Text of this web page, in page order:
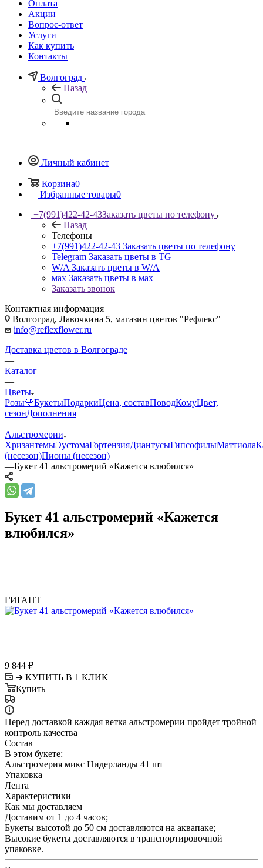
Оплата
Акции
Вопрос-ответ
Услуги
Как купить
Контакты
Волгоград
Назад
Личный кабинет
Корзина0
Избранные товары0
+7(991)422-42-43Заказать цветы по телефону
Назад
Телефоны
+7(991)422-42-43 Заказать цветы по телефону
Telegram Заказать цветы в TG
W/A Заказать цветы в W/A
мах Заказать цветы в мах
Заказать звонок
Контактная информация
Волгоград, Лавочкина 5, магазин цветов "Рефлекс"
info@reflexflower.ru
Доставка цветов в Волгограде
—
Каталог
—
Цветы
Розы🌹БукетыПодаркиЦена, составПоводКомуЦвет,
сезонДополнения
—
Альстромерии
ХризантемыЭустомаГортензияДиантусыГипсофилыМаттиола
(несезон)Пионы (несезон)
—Букет 41 альстромерий «Кажется влюбился»
Букет 41 альстромерий «Кажется
влюбился»
ГИГАНТ
9 844 ₽
➜ КУПИТЬ В 1 КЛИК
Купить
Перед доставкой каждая ветка альстромерии пройдет тройной
контроль качества
Состав
В этом букете:
Альстромерия микс Нидерланды 41 шт
Упаковка
Лента
Характеристики
Как мы доставляем
Доставим от 1 до 4 часов;
Букеты высотой до 50 см доставляются на аквапаке;
Высокие букеты доставляются в транспортировочной
упаковке.